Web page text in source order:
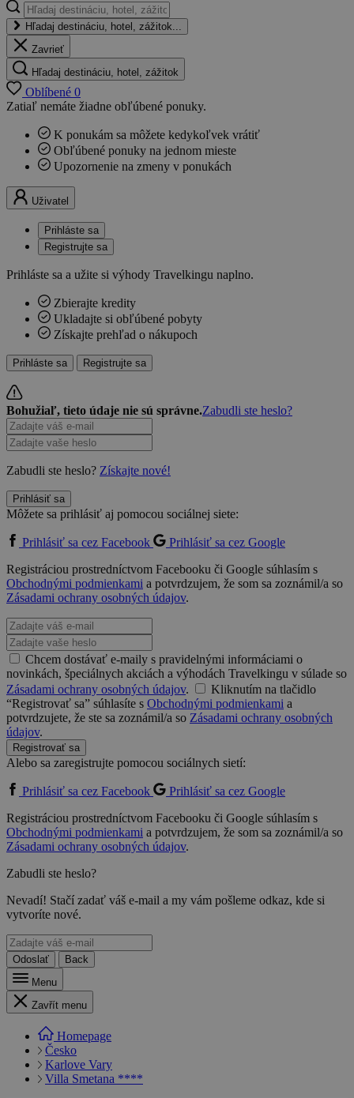
Hľadaj destináciu, hotel, zážitok...
Zavrieť
Hľadaj destináciu, hotel, zážitok
Oblíbené 0
Zatiaľ nemáte žiadne obľúbené ponuky.
K ponukám sa môžete kedykoľvek vrátiť
Obľúbené ponuky na jednom mieste
Upozornenie na zmeny v ponukách
Uživatel
Prihláste sa
Registrujte sa
Prihláste sa a užite si výhody Travelkingu naplno.
Zbierajte kredity
Ukladajte si obľúbené pobyty
Získajte prehľad o nákupoch
Prihláste sa Registrujte sa
Bohužiaľ, tieto údaje nie sú správne.Zabudli ste heslo?
Zabudli ste heslo? Získajte nové!
Prihlásiť sa
Môžete sa prihlásiť aj pomocou sociálnej siete:
Prihlásiť sa cez Facebook
Prihlásiť sa cez Google
Registráciou prostredníctvom Facebooku či Google súhlasím s
Obchodnými podmienkami a potvrdzujem, že som sa zoznámil/a so
Zásadami ochrany osobných údajov.
Chcem dostávať e-maily s pravidelnými informáciami o
novinkách, špeciálnych akciách a výhodách Travelkingu v súlade so
Zásadami ochrany osobných údajov.
Kliknutím na tlačidlo
“Registrovať sa” súhlasíte s Obchodnými podmienkami a
potvrdzujete, že ste sa zoznámil/a so Zásadami ochrany osobných
údajov.
Registrovať sa
Alebo sa zaregistrujte pomocou sociálnych sietí:
Prihlásiť sa cez Facebook
Prihlásiť sa cez Google
Registráciou prostredníctvom Facebooku či Google súhlasím s
Obchodnými podmienkami a potvrdzujem, že som sa zoznámil/a so
Zásadami ochrany osobných údajov.
Zabudli ste heslo?
Nevadí! Stačí zadať váš e-mail a my vám pošleme odkaz, kde si
vytvoríte nové.
Odoslať
Back
Menu
Zavřít menu
Homepage
Česko
Karlove Vary
Villa Smetana ****